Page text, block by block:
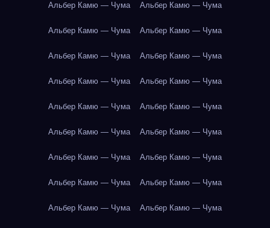
Альбер Камю — Чума Альбер Камю — Чума
Альбер Камю — Чума Альбер Камю — Чума
Альбер Камю — Чума Альбер Камю — Чума
Альбер Камю — Чума Альбер Камю — Чума
Альбер Камю — Чума Альбер Камю — Чума
Альбер Камю — Чума Альбер Камю — Чума
Альбер Камю — Чума Альбер Камю — Чума
Альбер Камю — Чума Альбер Камю — Чума
Альбер Камю — Чума Альбер Камю — Чума